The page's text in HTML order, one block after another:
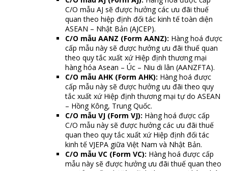
C/O mẫu AJ sẽ được hưởng các ưu đãi thuế
quan theo hiệp định đối tác kinh tế toàn diện
ASEAN – Nhật Bản (AJCEP).
C/O mẫu AANZ (Form AANZ): Hàng hoá được
cấp mẫu này sẽ được hưởng ưu đãi thuế quan
theo quy tắc xuất xứ Hiệp định thương mại
hàng hóa Asean – Úc – Niu di lân (AANZFTA).
C/O mẫu AHK (Form AHK): Hàng hoá được
cấp mẫu này sẽ được hưởng ưu đãi theo quy
tắc xuất xứ Hiệp định thương mại tự do ASEAN
– Hồng Kông, Trung Quốc.
C/O mẫu VJ (Form VJ): Hàng hoá được cấp
C/O mẫu này sẽ được hưởng các ưu đãi thuế
quan theo quy tắc xuất xứ Hiệp định đối tác
kinh tế VJEPA giữa Việt Nam và Nhật Bản.
C/O mẫu VC (Form VC): Hàng hoá được cấp
mẫu này sẽ được hưởng ưu đãi thuế quan theo